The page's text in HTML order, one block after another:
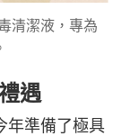
清潔液，專為
遇
年準備了極具